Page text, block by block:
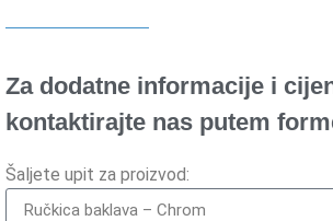
Za dodatne informacije i
kontaktirajte nas putem
Šaljete upit za proizvod: